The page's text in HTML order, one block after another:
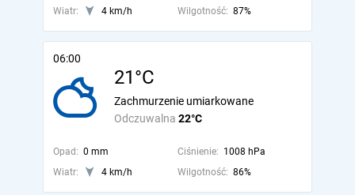
Wiatr:
4 km/h Wilgotność: 87%
06:00
21°C
Odczuwalna 22°C
Zachmurzenie umiarkowane
Opad: 0 mm Ciśnienie: 1008 hPa
Wiatr:
4 km/h Wilgotność: 86%